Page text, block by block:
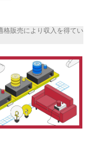
格販売により収入を得てい